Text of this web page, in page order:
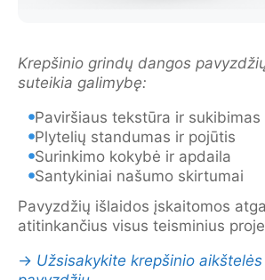
Krepšinio grindų dangos
suteikia galimybę:
Paviršiaus tekstūra ir sukibimas
Plytelių standumas ir pojūtis
Surinkimo kokybė ir apdaila
Santykiniai našumo skirtumai
Pavyzdžių išlaidos įskaitomos
atitinkančius visus teisminius
→ Užsisakykite krepšinio